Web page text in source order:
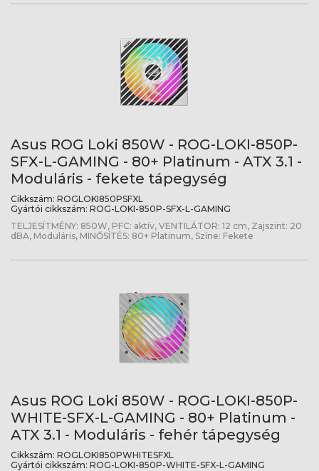
Asus ROG Loki 850W - ROG-LOKI-850P-
SFX-L-GAMING - 80+ Platinum - ATX 3.1 -
Moduláris - fekete tápegység
Cikkszám: ROGLOKI850PSFXL
Gyártói cikkszám: ROG-LOKI-850P-SFX-L-GAMING
TELJESÍTMÉNY: 850W, PFC: aktív, VENTILÁTOR: 12 cm, Zajszint: 20
dBA, Moduláris, MINŐSÍTÉS: 80+ Platinum, Színe: Fekete
Asus ROG Loki 850W - ROG-LOKI-850P-
WHITE-SFX-L-GAMING - 80+ Platinum -
ATX 3.1 - Moduláris - fehér tápegység
Cikkszám: ROGLOKI850PWHITESFXL
Gyártói cikkszám: ROG-LOKI-850P-WHITE-SFX-L-GAMING